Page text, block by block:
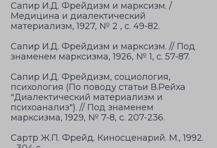
Сапир И.Д. Фрейдизм и марксизм. /
Медицина и диалектический
материализм, 1927, № 2 , с. 49-82.
Сапир И.Д. Фрейдизм и марксизм. // Под
знаменем марксизма, 1926, № 1, с. 57-87.
Сапир И.Д. Фрейдизм, социология,
психология (По поводу статьи В.Рейха
"Диалектический материализм и
психоанализ"). // Под знаменем
марксизма, 1929, № 7-8, с. 207-236.
Сартр Ж.П. Фрейд. Киносценарий. М., 1992.